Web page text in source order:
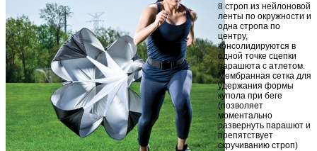
8 строп из нейлоновой
ленты по окружности и
одна стропа по
центру,
консолидируются в
одной точке сцепки
парашюта с атлетом.
Мембранная сетка для
удержания формы
купола при беге
(позволяет
моментально
развернуть парашют и
препятствует
скручиванию строп)